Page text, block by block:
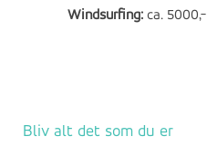
Windsurfing: ca. 5000,-
Bliv alt det som du er